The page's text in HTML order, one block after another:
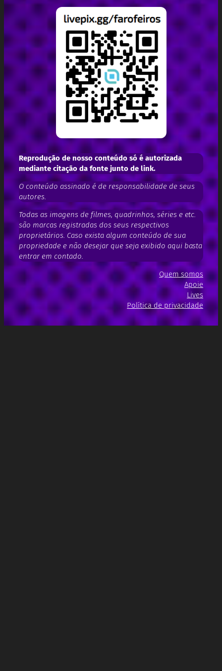
Reprodução de nosso conteúdo só é autorizada
mediante citação da fonte junto de link.
O conteúdo assinado é de responsabilidade de seus
autores.
Todas as imagens de filmes, quadrinhos, séries e etc.
são marcas registradas dos seus respectivos
proprietários. Caso exista algum conteúdo de sua
propriedade e não desejar que seja exibido aqui basta
entrar em contado.
Quem somos
Apoie
Lives
Política de privacidade